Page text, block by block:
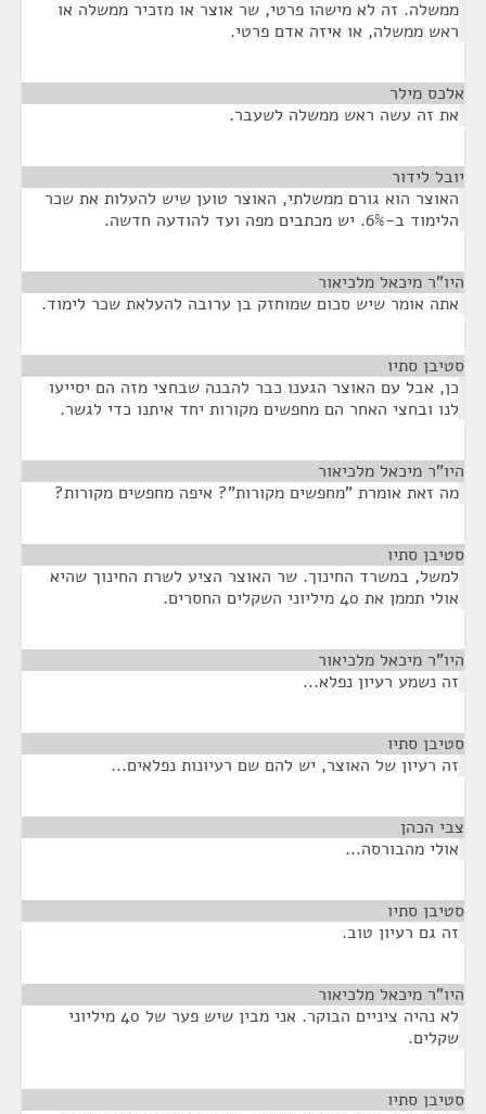
ממשלה. זה לא מישהו פרטי, שר אוצר או מזכיר ממשלה או
ראש ממשלה, או איזה אדם פרטי.
אלכס מילר
את זה עשה ראש ממשלה לשעבר.
יובל לידור
האוצר הוא גורם ממשלתי, האוצר טוען שיש להעלות את שכר
הלימוד ב-6%. יש מכתבים מפה ועד להודעה חדשה.
היו"ר מיכאל מלכיאור
אתה אומר שיש סכום שמוחזק בן ערובה להעלאת שכר לימוד.
סטיבן סתיו
כן, אבל עם האוצר הגענו כבר להבנה שבחצי מזה הם יסייעו
לנו ובחצי האחר הם מחפשים מקורות יחד איתנו כדי לגשר.
היו"ר מיכאל מלכיאור
מה זאת אומרת "מחפשים מקורות"? איפה מחפשים מקורות?
סטיבן סתיו
למשל, במשרד החינוך. שר האוצר הציע לשרת החינוך שהיא
אולי תממן את 40 מיליוני השקלים החסרים.
היו"ר מיכאל מלכיאור
זה נשמע רעיון נפלא...
סטיבן סתיו
זה רעיון של האוצר, יש להם שם רעיונות נפלאים...
צבי הכהן
אולי מהבורסה...
סטיבן סתיו
זה גם רעיון טוב.
היו"ר מיכאל מלכיאור
לא נהיה ציניים הבוקר. אני מבין שיש פער של 40 מיליוני
שקלים.
סטיבן סתיו